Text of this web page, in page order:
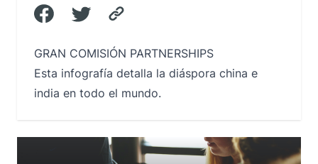
GRAN COMISIÓN PARTNERSHIPS
Esta infografía detalla la diáspora china e
india en todo el mundo.